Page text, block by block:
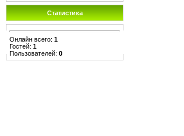
Статистика
Онлайн всего: 1
Гостей: 1
Пользователей: 0